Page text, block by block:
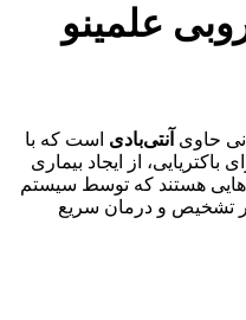
علمینو
حاوی آنتی‌بادی است که با
از ایجاد بیماری
هستند که توسط سیستم
تشخیص و درمان سریع